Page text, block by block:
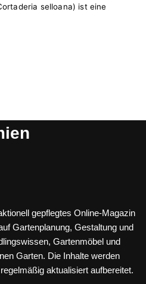
selloana) ist eine
gepflegtes Online-Magazin
Gartenplanung, Gestaltung und
Gartenmöbel und
Garten. Die Inhalte werden
aktualisiert aufbereitet.